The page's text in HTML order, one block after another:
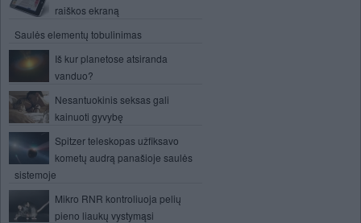
raiškos ekraną
Saulės elementų tobulinimas
Iš kur planetose atsiranda
vanduo?
Nesantuokinis seksas gali
kainuoti gyvybę
Spitzer teleskopas užfiksavo
kometų audrą panašioje saulės
sistemoje
Mikro RNR kontroliuoja pelių
pieno liaukų vystymąsi